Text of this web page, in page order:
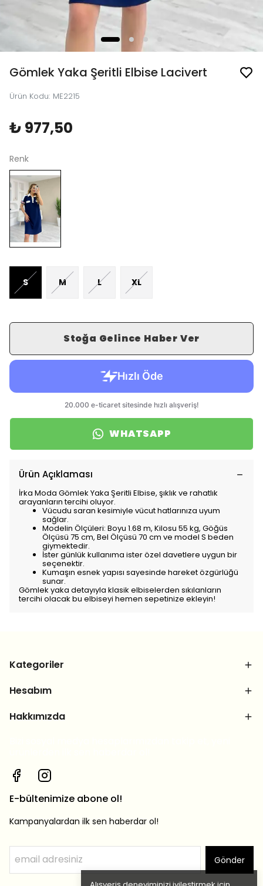
Gömlek Yaka Şeritli Elbise Lacivert
Ürün Kodu: ME2215
₺ 977,50
Renk
S M L XL
Stoğa Gelince Haber Ver
WHATSAPP
Ürün Açıklaması
İrka Moda Gömlek Yaka Şeritli Elbise, şıklık ve rahatlık
arayanların tercihi oluyor.
Vücudu saran kesimiyle vücut hatlarınıza uyum
sağlar.
Modelin Ölçüleri: Boyu 1.68 m, Kilosu 55 kg, Göğüs
Ölçüsü 75 cm, Bel Ölçüsü 70 cm ve model S beden
giymektedir.
İster günlük kullanıma ister özel davetlere uygun bir
seçenektir.
Kumaşın esnek yapısı sayesinde hareket özgürlüğü
sunar.
Gömlek yaka detayıyla klasik elbiselerden sıkılanların
tercihi olacak bu elbiseyi hemen sepetinize ekleyin!
Kategoriler
Hesabım
Hakkımızda
E-bültenimize abone ol!
Kampanyalardan ilk sen haberdar ol!
Gönder